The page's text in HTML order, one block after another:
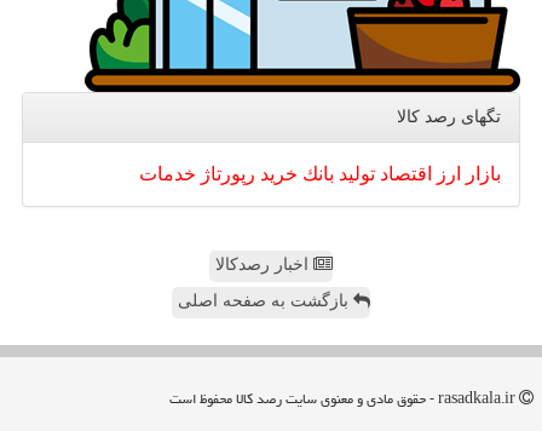
تگهای رصد كالا
بازار ارز اقتصاد تولید بانك خرید رپورتاژ خدمات
اخبار رصدکالا
بازگشت به صفحه اصلی